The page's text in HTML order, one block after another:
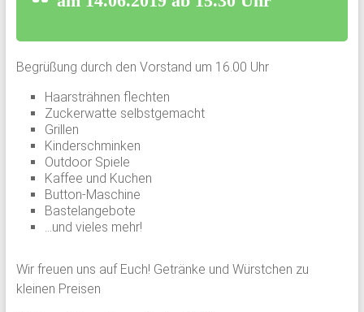
Begrüßung durch den Vorstand um 16.00 Uhr
Haarsträhnen flechten
Zuckerwatte selbstgemacht
Grillen
Kinderschminken
Outdoor Spiele
Kaffee und Kuchen
Button-Maschine
Bastelangebote
…und vieles mehr!
Wir freuen uns auf Euch! Getränke und Würstchen zu
kleinen Preisen